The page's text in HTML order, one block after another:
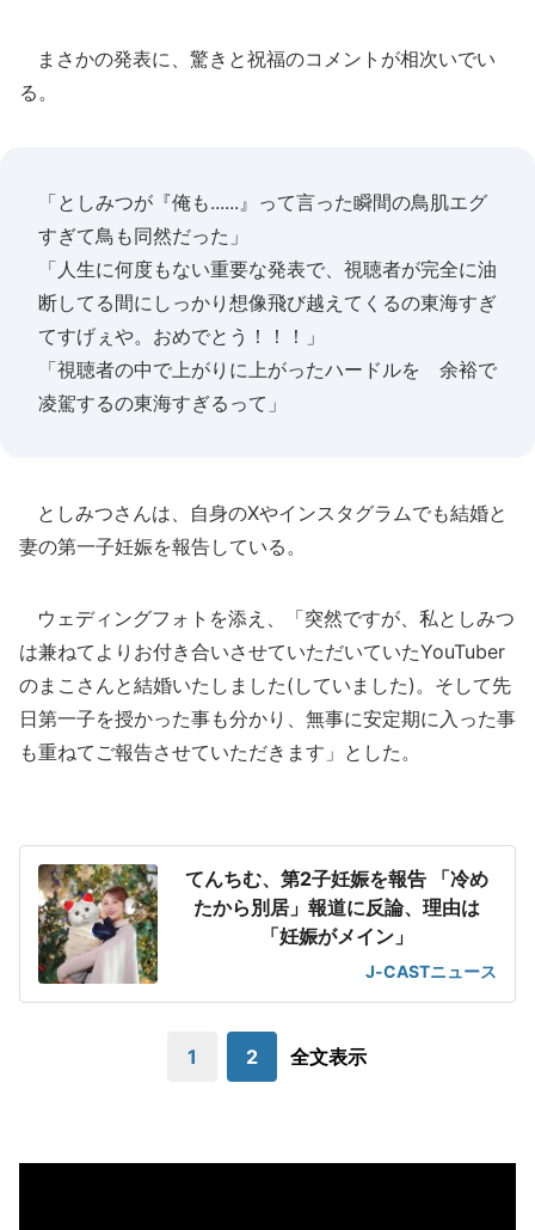
まさかの発表に、驚きと祝福のコメントが相次いでい
る。
「としみつが『俺も......』って言った瞬間の鳥肌エグ
すぎて鳥も同然だった」
「人生に何度もない重要な発表で、視聴者が完全に油
断してる間にしっかり想像飛び越えてくるの東海すぎ
てすげぇや。おめでとう！！！」
「視聴者の中で上がりに上がったハードルを 余裕で
凌駕するの東海すぎるって」
としみつさんは、自身のXやインスタグラムでも結婚と
妻の第一子妊娠を報告している。
ウェディングフォトを添え、「突然ですが、私としみつ
は兼ねてよりお付き合いさせていただいていたYouTuber
のまこさんと結婚いたしました(していました)。そして先
日第一子を授かった事も分かり、無事に安定期に入った事
も重ねてご報告させていただきます」とした。
てんちむ、第2子妊娠を報告 「冷め
たから別居」報道に反論、理由は
「妊娠がメイン」
J-CASTニュース
1 2 全文表示